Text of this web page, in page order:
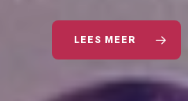
LEES MEER